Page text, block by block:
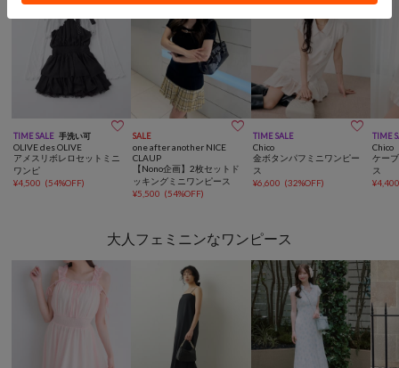
TIME SALE 手洗い可 
OLIVE des OLIVE
アメスリボレロセットミニ
ワンピ
¥4,500 (54%OFF)
SALE 
one after another NICE
CLAUP
【Nono企画】2枚セットド
ッキングミニワンピース
¥5,500 (54%OFF)
TIME SALE 
Chico
金ボタンパフミニワンピー
ス
¥6,600 (32%OFF)
TIME
Chico
ケー
ス
¥
大人フェミニンなワンピース